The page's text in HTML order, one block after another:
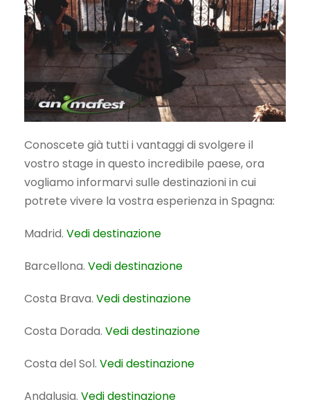
Conoscete già tutti i vantaggi di svolgere il
vostro stage in questo incredibile paese, ora
vogliamo informarvi sulle destinazioni in cui
potrete vivere la vostra esperienza in Spagna:
Madrid. Vedi destinazione
Barcellona. Vedi destinazione
Costa Brava. Vedi destinazione
Costa Dorada. Vedi destinazione
Costa del Sol. Vedi destinazione
Andalusia. Vedi destinazione